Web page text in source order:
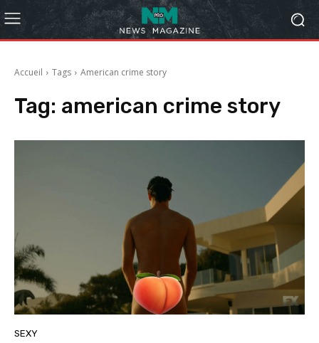
Accueil Tags American crime story
Tag: american crime story
SEXY